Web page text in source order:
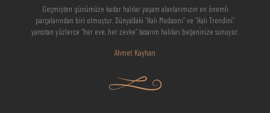
Geçmişten günümüze kadar halılar yaşam alanlarımızın en önemli
parçalarından biri olmuştur. Dünya’daki “Halı Modasını” ve “Halı Trendini”
yansıtan yüzlerce “her eve, her zevke” tasarım halıları beğeninize sunuyor.
Ahmet Kayhan